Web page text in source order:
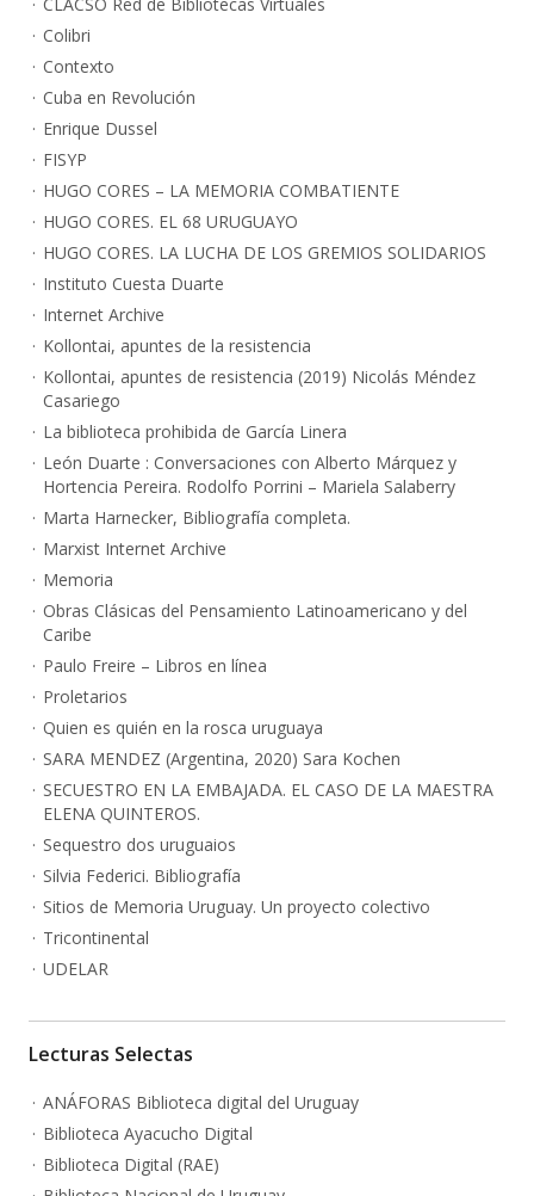
Colibri
Contexto
Cuba en Revolución
Enrique Dussel
FISYP
HUGO CORES – LA MEMORIA COMBATIENTE
HUGO CORES. EL 68 URUGUAYO
HUGO CORES. LA LUCHA DE LOS GREMIOS SOLIDARIOS
Instituto Cuesta Duarte
Internet Archive
Kollontai, apuntes de la resistencia
Kollontai, apuntes de resistencia (2019) Nicolás Méndez
Casariego
La biblioteca prohibida de García Linera
León Duarte : Conversaciones con Alberto Márquez y
Hortencia Pereira. Rodolfo Porrini – Mariela Salaberry
Marta Harnecker, Bibliografía completa.
Marxist Internet Archive
Memoria
Obras Clásicas del Pensamiento Latinoamericano y del
Caribe
Paulo Freire – Libros en línea
Proletarios
Quien es quién en la rosca uruguaya
SARA MENDEZ (Argentina, 2020) Sara Kochen
SECUESTRO EN LA EMBAJADA. EL CASO DE LA MAESTRA
ELENA QUINTEROS.
Sequestro dos uruguaios
Silvia Federici. Bibliografía
Sitios de Memoria Uruguay. Un proyecto colectivo
Tricontinental
UDELAR
Lecturas Selectas
ANÁFORAS Biblioteca digital del Uruguay
Biblioteca Ayacucho Digital
Biblioteca Digital (RAE)